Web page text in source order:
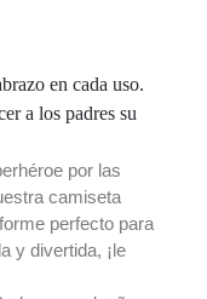
en cada uso.
a los padres su
por las
camiseta
perfecto para
y divertida, ¡le